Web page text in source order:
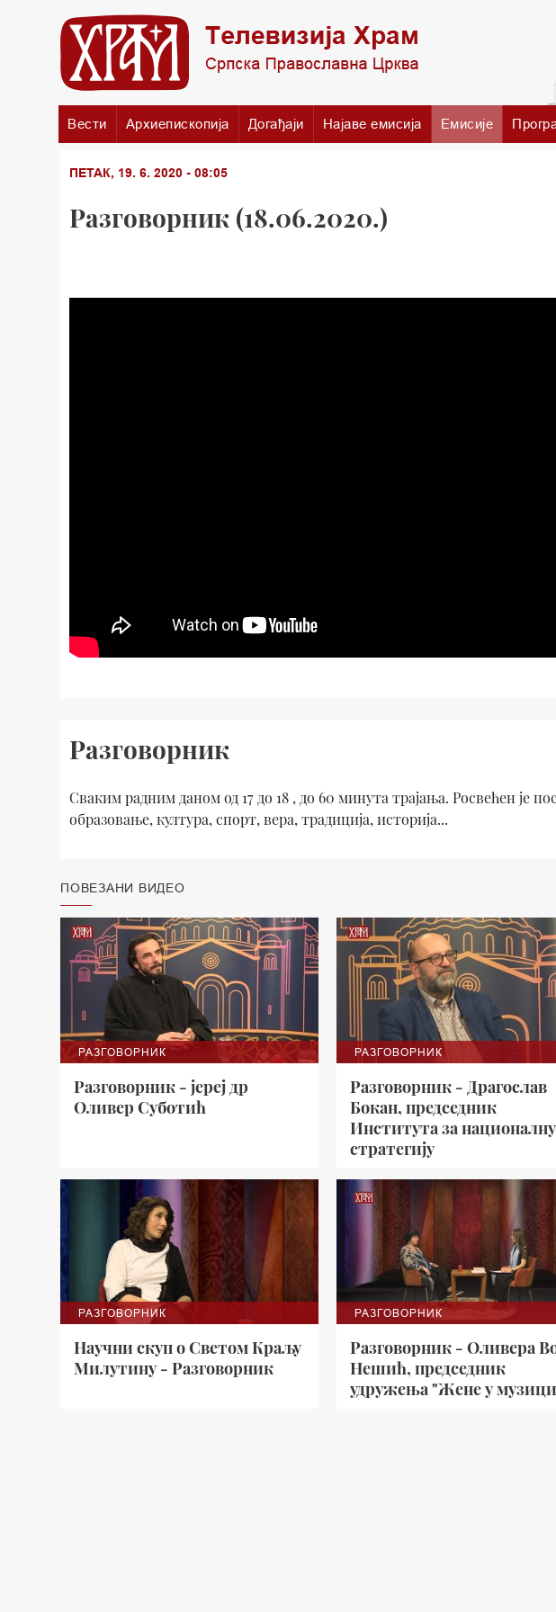
Вести Архиепископија Догађаји Најаве емисија Емисије
ПЕТАК, 19. 6. 2020 - 08:05
Разговорник (18.06.2020.)
Разговорник
Cваким радним даном од 17 до 18 , до 60 минута трајања. Pосвећен је
образовање, култура, спорт, вера, традиција, историја...
ПОВЕЗАНИ ВИДЕО
РАЗГОВОРНИК
Разговорник - јереј др
Оливер Суботић
РАЗГОВОРНИК
Разговорник - Драгослав
Бокан, председник
Института за националну
стратегију
РАЗГОВОРНИК
Научни скуп о Светом Краљу
Милутину - Разговорник
РАЗГОВОРНИК
Разговорник - Оливера
Нешић, председник
удружења "Жене у